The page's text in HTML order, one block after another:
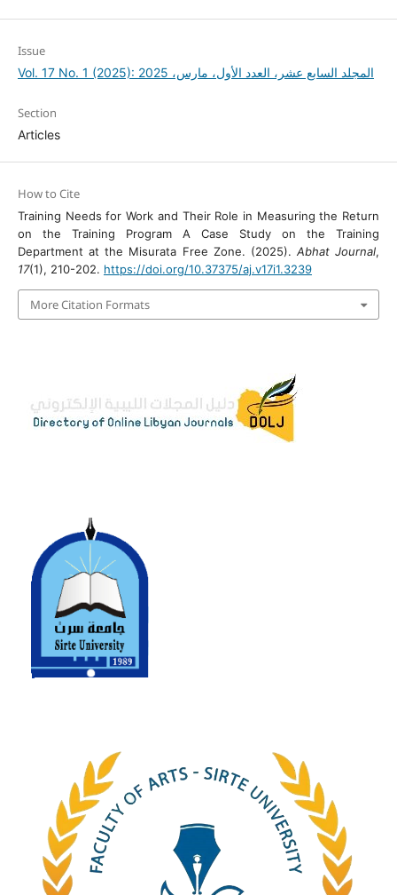
Issue
Vol. 17 No. 1 (2025): المجلد السابع عشر، العدد الأول، مارس، 2025
Section
Articles
How to Cite
Training Needs for Work and Their Role in Measuring the Return
on the Training Program A Case Study on the Training
Department at the Misurata Free Zone. (2025). Abhat Journal,
17(1), 210-202. https://doi.org/10.37375/aj.v17i1.3239
More Citation Formats